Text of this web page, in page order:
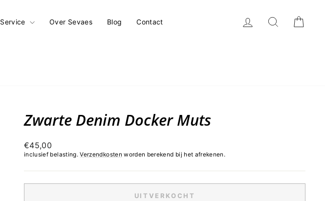
Service Over Sevaes Blog Contact Inloggen Zoeken
Zwarte Denim Docker Muts
Normale
prijs
€45,00
inclusief belasting.Verzendkosten worden berekend bij het afrekenen.
UITVERKOCHT